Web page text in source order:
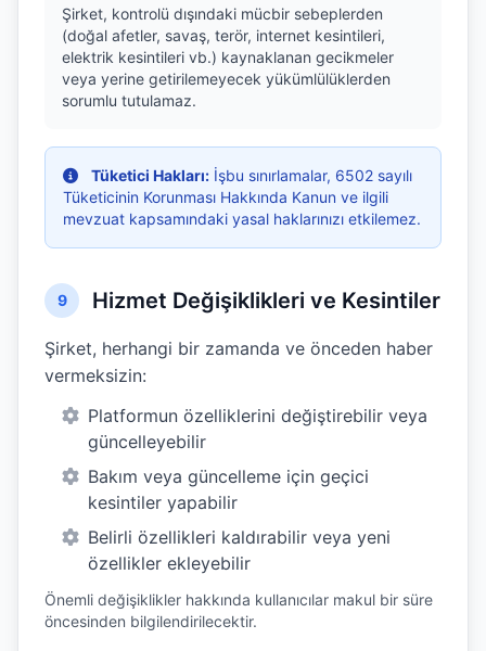
Şirket, kontrolü dışındaki mücbir sebeplerden
(doğal afetler, savaş, terör, internet kesintileri,
elektrik kesintileri vb.) kaynaklanan gecikmeler
veya yerine getirilemeyecek yükümlülüklerden
sorumlu tutulamaz.
Tüketici Hakları: İşbu sınırlamalar, 6502 sayılı
Tüketicinin Korunması Hakkında Kanun ve ilgili
mevzuat kapsamındaki yasal haklarınızı etkilemez.
9 Hizmet Değişiklikleri ve Kesintiler
Şirket, herhangi bir zamanda ve önceden haber
vermeksizin:
Platformun özelliklerini değiştirebilir veya
güncelleyebilir
Bakım veya güncelleme için geçici
kesintiler yapabilir
Belirli özellikleri kaldırabilir veya yeni
özellikler ekleyebilir
Önemli değişiklikler hakkında kullanıcılar makul bir süre
öncesinden bilgilendirilecektir.